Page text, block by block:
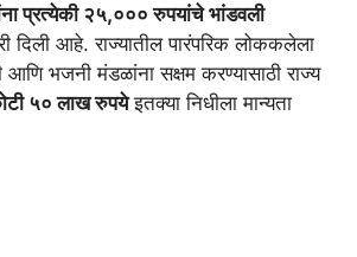
प्रत्येकी २५,००० रुपयांचे भांडवली
दिली आहे. राज्यातील पारंपरिक लोककलेला
आणि भजनी मंडळांना सक्षम करण्यासाठी राज्य
५० लाख रुपयेइतक्या निधीला मान्यता